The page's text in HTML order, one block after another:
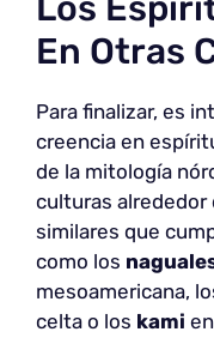
Los
En Otras
Para finalizar, es
creencia en
de la mitología
culturas alrededor
similares que
como los
mesoamericana,
celta o los kami